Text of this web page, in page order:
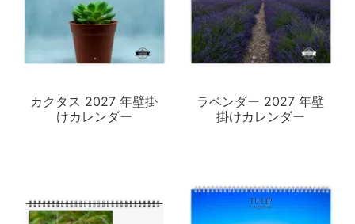
カクタス 2027 年壁掛
けカレンダー
ラベンダー 2027 年壁
掛けカレンダー